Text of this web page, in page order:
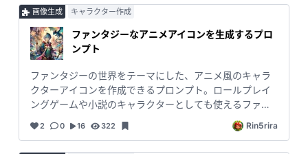
画像生成 キャラクター作成
ファンタジーなアニメアイコンを生成するプロ
ンプト
ファンタジーの世界をテーマにした、アニメ風のキャラ
クターアイコンを作成できるプロンプト。ロールプレイ
ングゲームや小説のキャラクターとしても使えるファン
タジックなデザインで、SNSやオンラインプロフィール
で目立つアイコンを生成します。
2 0 16 322 Rin5rira